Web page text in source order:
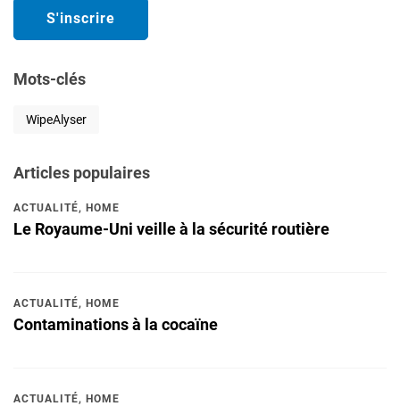
Mots-clés
WipeAlyser
Articles populaires
ACTUALITÉ, HOME
Le Royaume-Uni veille à la sécurité routière
ACTUALITÉ, HOME
Contaminations à la cocaïne
ACTUALITÉ, HOME